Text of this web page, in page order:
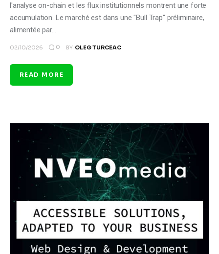
l'analyse on-chain et les flux institutionnels montrent une forte
accumulation. Le marché est dans une "Bull Trap" préliminaire,
alimentée par…
02/10/2026 0 BY OLEG TURCEAC
READ MORE